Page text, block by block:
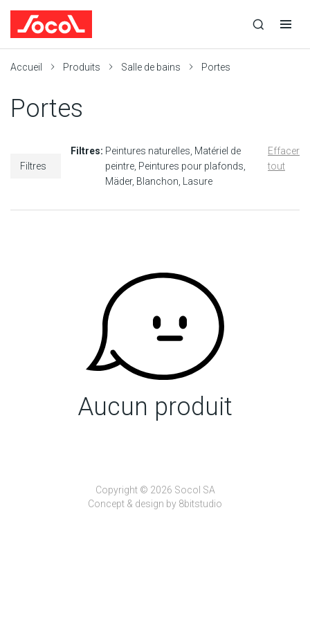
recherche
recherche
navigation
Accueil Produits Salle de bains Portes
Portes
Filtres
Filtres: Peintures naturelles Matériel de
peintre Peintures pour plafonds
Mäder Blanchon Lasure
Effacer
tout
Aucun produit
Copyright © 2026 Socol SA
Concept & design by 8bitstudio